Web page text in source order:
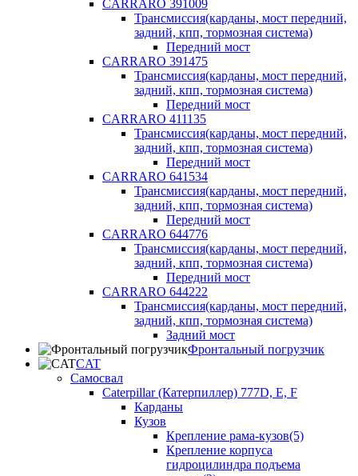
CARRARO 391009
Трансмиссия(карданы, мост передний,
задний, кпп, тормозная система)
Передний мост
CARRARO 391475
Трансмиссия(карданы, мост передний,
задний, кпп, тормозная система)
Передний мост
CARRARO 411135
Трансмиссия(карданы, мост передний,
задний, кпп, тормозная система)
Передний мост
CARRARO 641534
Трансмиссия(карданы, мост передний,
задний, кпп, тормозная система)
Передний мост
CARRARO 644776
Трансмиссия(карданы, мост передний,
задний, кпп, тормозная система)
Передний мост
CARRARO 644222
Трансмиссия(карданы, мост передний,
задний, кпп, тормозная система)
Задний мост
Фронтальный погрузчик
CAT
Самосвал
Caterpillar (Катерпиллер) 777D, E, F
Карданы
Кузов
Крепление рама-кузов(5)
Крепление корпуса
гидроцилиндра подъема